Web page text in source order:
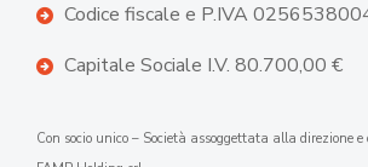
Codice fiscale e P.IVA
Capitale Sociale I.V. 80.700,00 €
Con socio unico – Società assoggettata alla direzione